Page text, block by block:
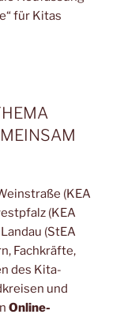
für Kitas
(KEA
(KEA
(StEA
Fachkräfte,
des Kita-
und
Online-